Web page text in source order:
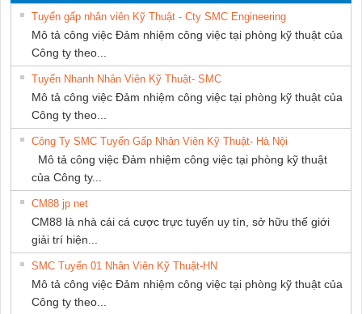
Tuyển gấp nhân viên Kỹ Thuật - Cty SMC Engineering
Mô tả công việc Đảm nhiệm công việc tại phòng kỹ thuật của
Công ty theo...
Tuyển Nhanh Nhân Viên Kỹ Thuật- SMC
Mô tả công việc Đảm nhiệm công việc tại phòng kỹ thuật của
Công ty theo...
Công Ty SMC Tuyển Gấp Nhân Viên Kỹ Thuật- Hà Nội
Mô tả công việc Đảm nhiệm công việc tại phòng kỹ thuật
của Công ty...
CM88 jp net
CM88 là nhà cái cá cược trực tuyến uy tín, sở hữu thế giới
giải trí hiện...
SMC Tuyển 01 Nhân Viên Kỹ Thuật-HN
Mô tả công việc Đảm nhiệm công việc tại phòng kỹ thuật của
Công ty theo...